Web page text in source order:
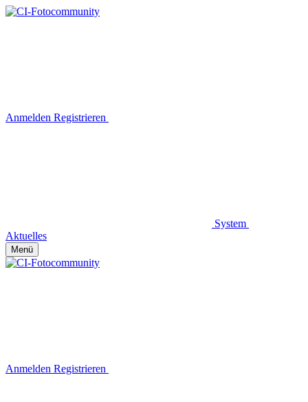
Anmelden Registrieren
System
Aktuelles
Menü
Anmelden Registrieren